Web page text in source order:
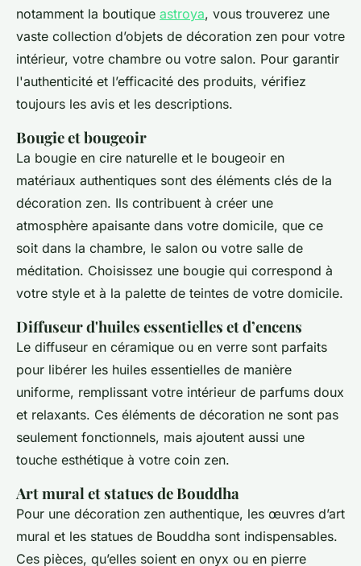
notamment la boutique astroya, vous trouverez une
vaste collection d’objets de décoration zen pour votre
intérieur, votre chambre ou votre salon. Pour garantir
l'authenticité et l’efficacité des produits, vérifiez
toujours les avis et les descriptions.
Bougie et bougeoir
La bougie en cire naturelle et le bougeoir en
matériaux authentiques sont des éléments clés de la
décoration zen. Ils contribuent à créer une
atmosphère apaisante dans votre domicile, que ce
soit dans la chambre, le salon ou votre salle de
méditation. Choisissez une bougie qui correspond à
votre style et à la palette de teintes de votre domicile.
Diffuseur d'huiles essentielles et d’encens
Le diffuseur en céramique ou en verre sont parfaits
pour libérer les huiles essentielles de manière
uniforme, remplissant votre intérieur de parfums doux
et relaxants. Ces éléments de décoration ne sont pas
seulement fonctionnels, mais ajoutent aussi une
touche esthétique à votre coin zen.
Art mural et statues de Bouddha
Pour une décoration zen authentique, les œuvres d’art
mural et les statues de Bouddha sont indispensables.
Ces pièces, qu’elles soient en onyx ou en pierre